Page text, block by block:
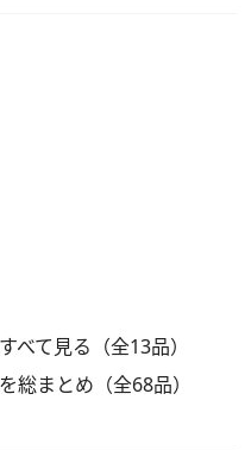
べて見る（全13品）
総まとめ（全68品）